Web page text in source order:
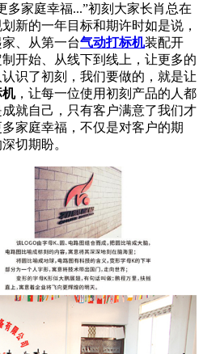
多家庭幸福...”初刻大家长肖总在
新的一年目标和期许时如是说，
、从第一台气动打标机装配开
制开始、从线下到线上，让更多的
识了初刻，我们要做的，就是让
机，让每一位使用初刻产品的人都
就自己，只有客户满意了我们才
家庭幸福，不仅是对客户的期
切期盼。